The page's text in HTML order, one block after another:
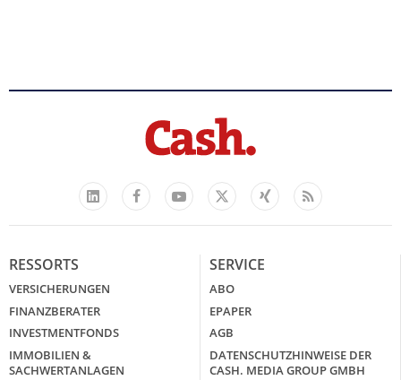
LinkedIn
FacebookYouTube
X
Xing Feed
RESSORTS
VERSICHERUNGEN
FINANZBERATER
INVESTMENTFONDS
IMMOBILIEN &
SACHWERTANLAGEN
SERVICE
ABO
EPAPER
AGB
DATENSCHUTZHINWEISE DER
CASH. MEDIA GROUP GMBH